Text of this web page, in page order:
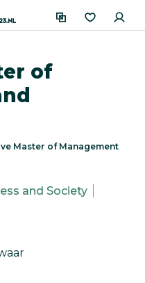
of
Master of Management
and Society